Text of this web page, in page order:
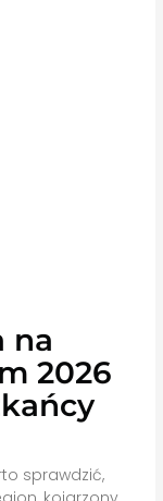
na
2026
sprawdzić,